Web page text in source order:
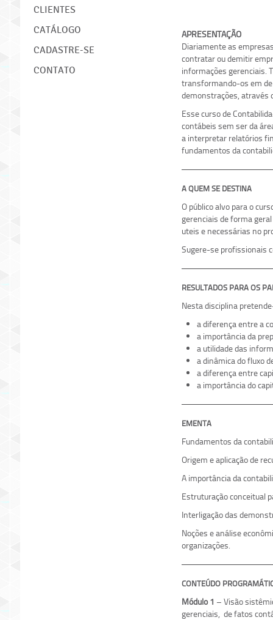
CLIENTES
CATÁLOGO
CADASTRE-SE
CONTATO
APRESENTAÇÃO
Diariamente as
contratar ou demitir
informações gerenciais.
transformando-os em
demonstrações, através
Esse curso de
contábeis sem ser da
a interpretar relatórios
fundamentos da
A QUEM SE DESTINA
O público alvo para o
gerenciais de forma
uteis e necessárias no
Sugere-se profissionais
RESULTADOS PARA OS
Nesta disciplina
a diferença entre a
a importância da
a utilidade das
a dinâmica do fluxo
a diferença entre
a importância do
EMENTA
Fundamentos da
Origem e aplicação de
A importância da
Estruturação conceitual
Interligação das
Noções e análise
organizações.
CONTEÚDO
Módulo 1 – Visão
gerenciais, de fatos